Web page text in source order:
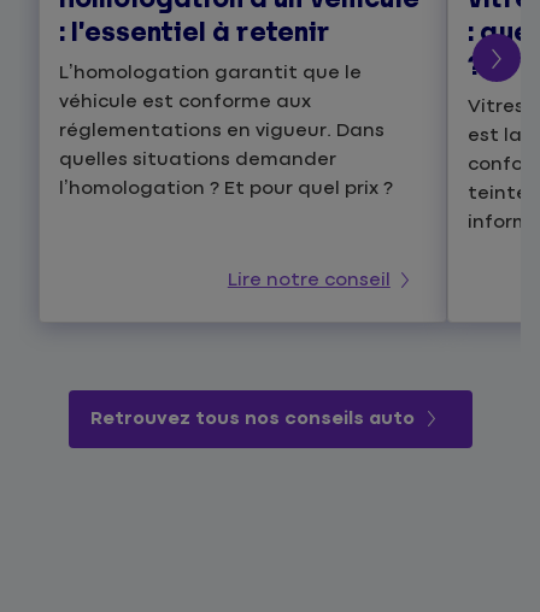
: l’essentiel à retenir
L’homologation garantit que le
véhicule est conforme aux
réglementations en vigueur. Dans
quelles situations demander
l’homologation ? Et pour quel prix ?
Lire notre conseil
:
?
Vitres
est la
Retrouvez tous nos conseils auto